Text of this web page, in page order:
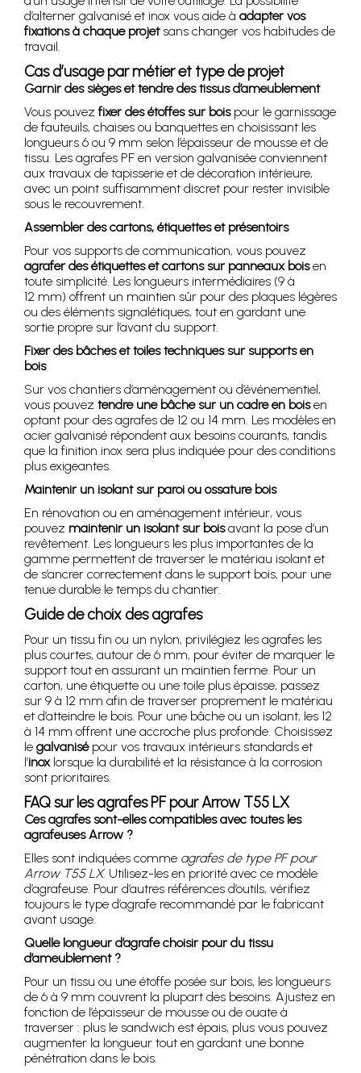
d’alterner galvanisé et inox vous aide à adapter vos
fixations à chaque projetsans changer vos habitudes de
travail.
Cas d’usage par métier et type de projet
Garnir des sièges et tendre des tissus d’ameublement
Vous pouvez fixer des étoffes sur boispour le garnissage
de fauteuils, chaises ou banquettes en choisissant les
longueurs 6 ou 9 mm selon l’épaisseur de mousse et de
tissu. Les agrafes PF en version galvanisée conviennent
aux travaux de tapisserie et de décoration intérieure,
avec un point suffisamment discret pour rester invisible
sous le recouvrement.
Assembler des cartons, étiquettes et présentoirs
Pour vos supports de communication, vous pouvez
agrafer des étiquettes et cartons sur panneaux boisen
toute simplicité. Les longueurs intermédiaires (9 à
12 mm) offrent un maintien sûr pour des plaques légères
ou des éléments signalétiques, tout en gardant une
sortie propre sur l’avant du support.
Fixer des bâches et toiles techniques sur supports en
bois
Sur vos chantiers d’aménagement ou d’événementiel,
vous pouvez tendre une bâche sur un cadre en boisen
optant pour des agrafes de 12 ou 14 mm. Les modèles en
acier galvanisé répondent aux besoins courants, tandis
que la finition inox sera plus indiquée pour des conditions
plus exigeantes.
Maintenir un isolant sur paroi ou ossature bois
En rénovation ou en aménagement intérieur, vous
pouvez maintenir un isolant sur boisavant la pose d’un
revêtement. Les longueurs les plus importantes de la
gamme permettent de traverser le matériau isolant et
de s’ancrer correctement dans le support bois, pour une
tenue durable le temps du chantier.
Guide de choix des agrafes
Pour un tissu fin ou un nylon, privilégiez les agrafes les
plus courtes, autour de 6 mm, pour éviter de marquer le
support tout en assurant un maintien ferme. Pour un
carton, une étiquette ou une toile plus épaisse, passez
sur 9 à 12 mm afin de traverser proprement le matériau
et d’atteindre le bois. Pour une bâche ou un isolant, les 12
à 14 mm offrent une accroche plus profonde. Choisissez
le galvanisépour vos travaux intérieurs standards et
l’inoxlorsque la durabilité et la résistance à la corrosion
sont prioritaires.
FAQ sur les agrafes PF pour Arrow T55 LX
Ces agrafes sont-elles compatibles avec toutes les
agrafeuses Arrow ?
Elles sont indiquées comme agrafes de type PF pour
Arrow T55 LX. Utilisez-les en priorité avec ce modèle
d’agrafeuse. Pour d’autres références d’outils, vérifiez
toujours le type d’agrafe recommandé par le fabricant
avant usage.
Quelle longueur d’agrafe choisir pour du tissu
d’ameublement ?
Pour un tissu ou une étoffe posée sur bois, les longueurs
de 6 à 9 mm couvrent la plupart des besoins. Ajustez en
fonction de l’épaisseur de mousse ou de ouate à
traverser : plus le sandwich est épais, plus vous pouvez
augmenter la longueur tout en gardant une bonne
pénétration dans le bois.